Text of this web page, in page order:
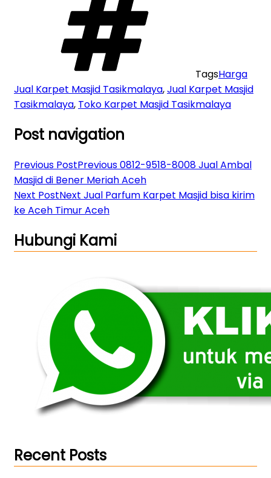
TagsHarga
Jual Karpet Masjid Tasikmalaya,Jual Karpet Masjid
Tasikmalaya, Toko Karpet Masjid Tasikmalaya
Post navigation
Previous PostPrevious0812-9518-8008 Jual Ambal
Masjid di Bener Meriah Aceh
Next PostNext Jual Parfum Karpet Masjid bisa kirim
ke Aceh Timur Aceh
Hubungi Kami
Recent Posts